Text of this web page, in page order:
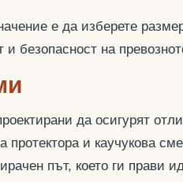
е да изберете
и безопасност на
да осигурят
протектора и каучукова
път, което ги прави